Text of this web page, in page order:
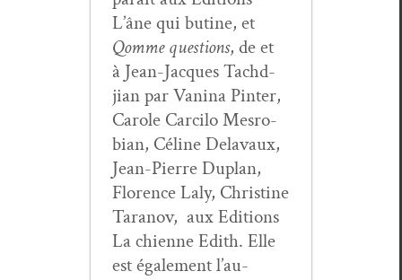
L’âne qui butine, et
Qomme ques­tions, de et
à Jean-Jacques Tachd­
jian par Van­i­na Pin­ter,
Car­ole Car­ci­lo Mes­ro­
bian, Céline Delavaux,
Jean-Pierre Duplan,
Flo­rence Laly, Chris­tine
Tara­nov, aux Edi­tions
La chi­enne Edith. Elle
est égale­ment l’au­